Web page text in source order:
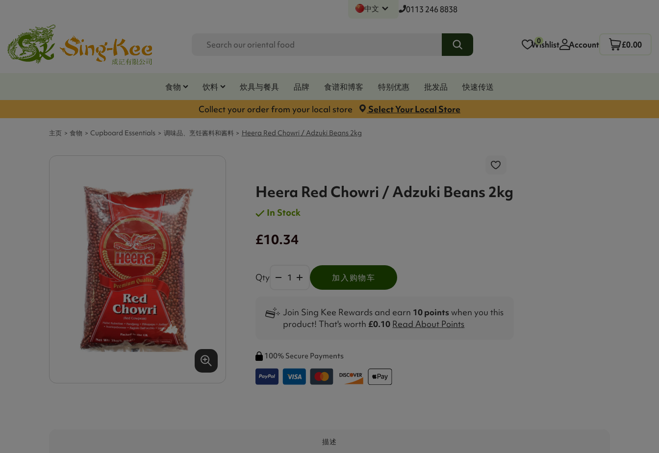
中文 0113 246 8838
0
Wishlist Account £0.00
食物 饮料 炊具与餐具 品牌 食谱和博客 特别优惠 批发品
快速传送
Collect your order from your local store
Select Your Local Store
主页 食物 Cupboard Essentials 调味品、烹饪酱料和酱料 Heera Red Chowri / Adzuki Beans 2kg
Heera Red Chowri / Adzuki Beans 2kg
In Stock
£10.34
Qty 加入购物车
Join Sing Kee Rewards and earn 10 pointswhen you this
product! That's worth £0.10 Read About Points
100% Secure Payments
描述